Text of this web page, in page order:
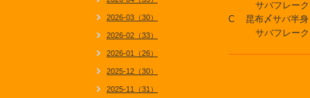
サバフレーク
C 昆布〆サバ半
サバフレーク
2026-03（30）
2026-02（33）
2026-01（26）
2025-12（30）
2025-11（31）